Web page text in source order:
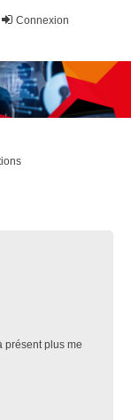
Connexion
présent plus me